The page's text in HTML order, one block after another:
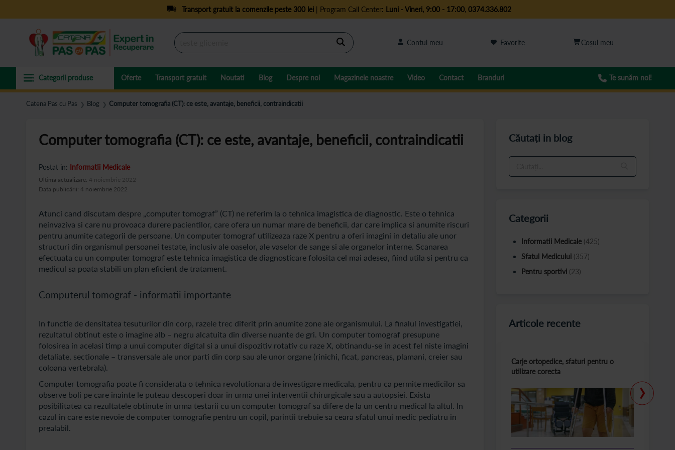
Transport gratuit la comenzile peste 300 lei| Program Call Center: Luni - Vineri, 9:00 - 17:00, 0374.336.802
Cautare Contul meu Favorite
Oferte Transport gratuit Noutati Blog Despre noi Magazinele noastre Video Contact Branduri Te sunăm noi!
Catena Pas cu Pas ❯ Blog ❯ Computer tomografia (CT): ce este, avantaje, beneficii, contraindicatii
Computer tomografia (CT): ce este, avantaje, beneficii, contraindicatii
Postat in: Informatii Medicale
Data publicării: 4 noiembrie 2022
Ultima actualizare: 4 noiembrie 2022
Atunci cand discutam despre „computer tomograf” (CT) ne referim la o tehnica imagistica de diagnostic. Este o tehnica
neinvaziva si care nu provoaca durere pacientilor, care ofera un numar mare de beneficii, dar care implica si anumite riscuri
pentru anumite categorii de persoane. Un computer tomograf utilizeaza raze X pentru a oferi imagini in detaliu ale unor
structuri din organismul persoanei testate, inclusiv ale oaselor, ale vaselor de sange si ale organelor interne. Scanarea
efectuata cu un computer tomograf este tehnica imagistica de diagnosticare folosita cel mai adesea, fiind utila si pentru ca
medicul sa poata stabili un plan eficient de tratament.
Computerul tomograf - informatii importante
In functie de densitatea tesuturilor din corp, razele trec diferit prin anumite zone ale organismului. La finalul investigatiei,
rezultatul obtinut este o imagine alb – negru alcatuita din diverse nuante de gri. Un computer tomograf presupune
folosirea in acelasi timp a unui computer digital si a unui dispozitiv rotativ cu raze X, obtinandu-se in acest fel niste imagini
detaliate, sectionale – transversale ale unor parti din corp sau ale unor organe (rinichi, ficat, pancreas, plamani, creier sau
coloana vertebrala).
Computer tomografia poate fi considerata o tehnica revolutionara de investigare medicala, pentru ca permite medicilor sa
observe boli pe care inainte le puteau descoperi doar in urma unei interventii chirurgicale sau a autopsiei. Exista
posibilitatea ca rezultatele obtinute in urma testarii cu un computer tomograf sa difere de la un centru medical la altul. In
cazul in care este nevoie de computer tomografie pentru un copil, parintii trebuie sa ceara sfatul unui medic pediatru in
prealabil.
Căutați in blog
Categorii
Informatii Medicale (425)
Sfatul Medicului (357)
Pentru sportivi (23)
Articole recente
Carje ortopedice, sfaturi pentru o
utilizare corecta
›